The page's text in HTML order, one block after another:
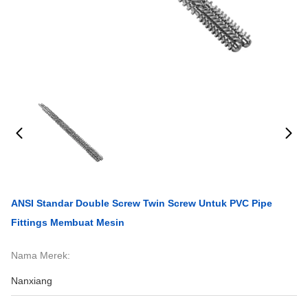
ANSI Standar Double Screw Twin Screw Untuk PVC Pipe
Fittings Membuat Mesin
Nama Merek:
Nanxiang